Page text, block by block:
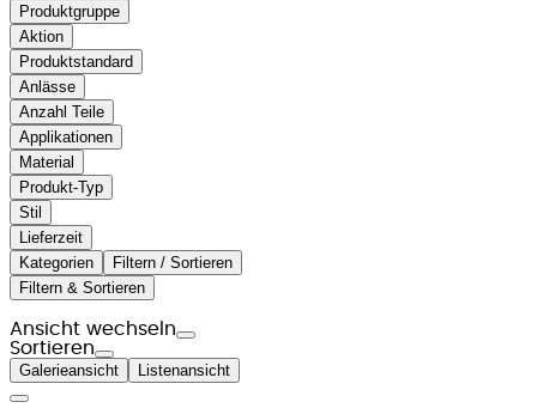
Produktgruppe
Aktion
Produktstandard
Anlässe
Anzahl Teile
Applikationen
Material
Produkt-Typ
Stil
Lieferzeit
Kategorien
Filtern / Sortieren
Filtern & Sortieren
Ansicht wechseln
Sortieren
Galerieansicht Listenansicht